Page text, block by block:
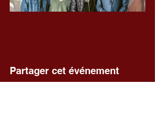
Partager cet événement